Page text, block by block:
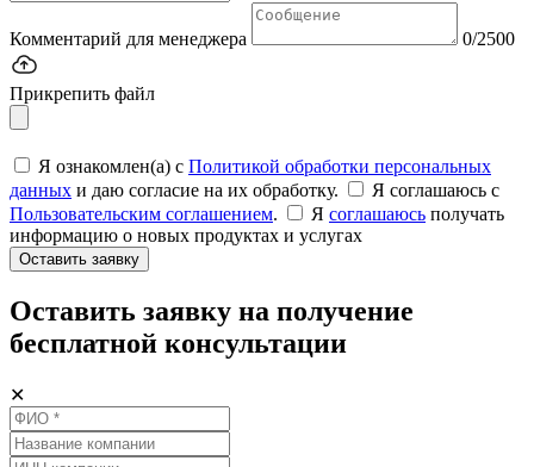
Комментарий для менеджера 0/2500
Прикрепить файл
Я ознакомлен(а) с Политикой обработки персональных
данных и даю согласие на их обработку.
Я соглашаюсь c
Пользовательским соглашением. Я соглашаюсь получать
информацию о новых продуктах и услугах
Оставить заявку
Оставить заявку на получение
бесплатной консультации
✕